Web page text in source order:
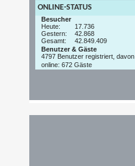
ONLINE-STATUS
Besucher
Heute:
17.736
Gestern:
42.868
Gesamt:
42.849.409
Benutzer & Gäste
4797 Benutzer registriert, davon
online: 672 Gäste